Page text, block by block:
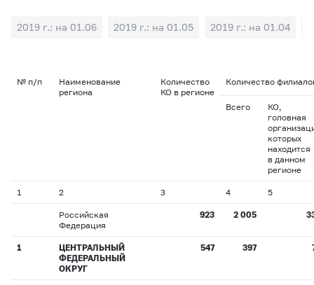
2019 г.: на 01.06 2019 г.: на 01.05 2019 г.: на 01.04
№ п/п
Наименование
региона
Количество
КО в регионе
Количество
Всего
КО,
головная
которых
находится
в данном
регионе
1 2 3 4 5
Российская
Федерация
923 2 005
1
ЦЕНТРАЛЬНЫЙ
ФЕДЕРАЛЬНЫЙ
ОКРУГ
547 397